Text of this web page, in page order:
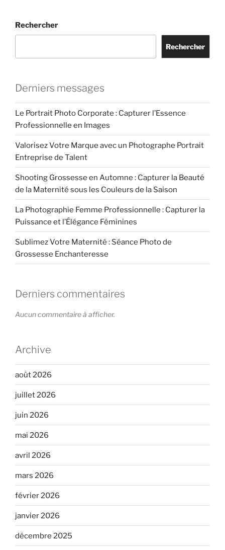
Rechercher
Rechercher
Derniers messages
Le Portrait Photo Corporate : Capturer l’Essence
Professionnelle en Images
Valorisez Votre Marque avec un Photographe Portrait
Entreprise de Talent
Shooting Grossesse en Automne : Capturer la Beauté
de la Maternité sous les Couleurs de la Saison
La Photographie Femme Professionnelle : Capturer la
Puissance et l’Élégance Féminines
Sublimez Votre Maternité : Séance Photo de
Grossesse Enchanteresse
Derniers commentaires
Aucun commentaire à afficher.
Archive
août 2026
juillet 2026
juin 2026
mai 2026
avril 2026
mars 2026
février 2026
janvier 2026
décembre 2025